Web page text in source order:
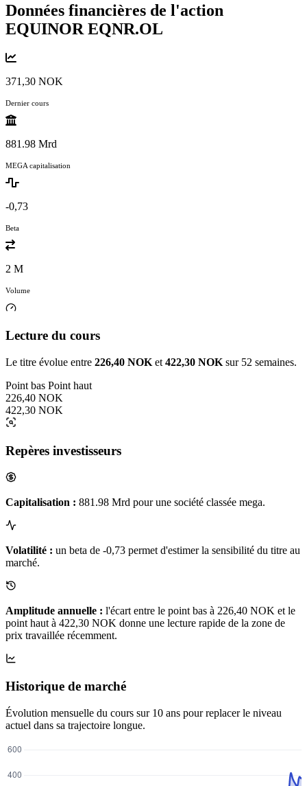
Données financières de l'action
EQUINOR EQNR.OL
371,30 NOK
Dernier cours
881.98 Mrd
MEGA capitalisation
-0,73
Beta
2 M
Volume
Lecture du cours
Le titre évolue entre 226,40 NOK et 422,30 NOK sur 52 semaines.
Point bas Point haut
226,40 NOK
422,30 NOK
Repères investisseurs
Capitalisation : 881.98 Mrd pour une société classée mega.
Volatilité : un beta de -0,73 permet d'estimer la sensibilité du titre au
marché.
Amplitude annuelle : l'écart entre le point bas à 226,40 NOK et le
point haut à 422,30 NOK donne une lecture rapide de la zone de
prix travaillée récemment.
Historique de marché
Évolution mensuelle du cours sur 10 ans pour replacer le niveau
actuel dans sa trajectoire longue.